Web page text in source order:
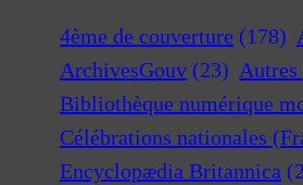
4ème de couverture (178)
ArchivesGouv (23)
Bibliothèque numérique
Célébrations nationales
Encyclopædia Britannica